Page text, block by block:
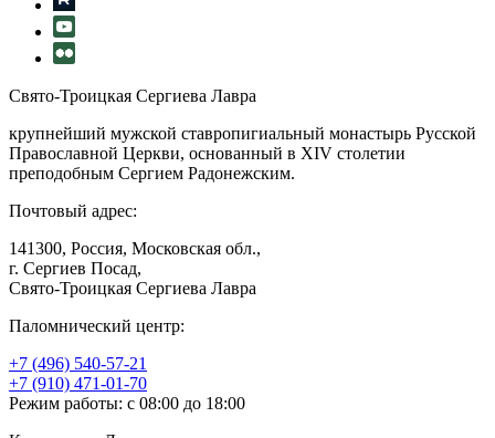
Свято-Троицкая Сергиева Лавра
крупнейший мужской ставропигиальный монастырь Русской
Православной Церкви, основанный в XIV столетии
преподобным Сергием Радонежским.
Почтовый адрес:
141300, Россия, Московская обл.,
г. Сергиев Посад,
Свято-Троицкая Сергиева Лавра
Паломнический центр:
+7 (496) 540-57-21
+7 (910) 471-01-70
Режим работы: с 08:00 до 18:00